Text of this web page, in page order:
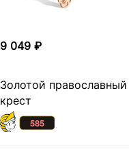
9 049 ₽
Золотой православный
крест